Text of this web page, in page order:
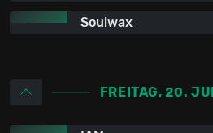
Soulwax
FREITAG, 20.